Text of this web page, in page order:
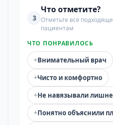
3
Что отметите?
Отметьте всё
пациентам
ЧТО ПОНРАВИЛОСЬ
+Внимательный врач
+Чисто и комфортно
+Не навязывали
+Понятно объяснили